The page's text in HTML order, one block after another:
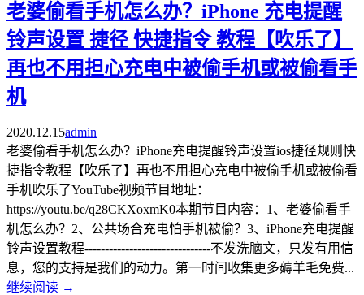
老婆偷看手机怎么办？iPhone 充电提醒
铃声设置 捷径 快捷指令 教程【吹乐了】
再也不用担心充电中被偷手机或被偷看手
机
2020.12.15admin
老婆偷看手机怎么办？iPhone充电提醒铃声设置ios捷径规则快
捷指令教程【吹乐了】再也不用担心充电中被偷手机或被偷看
手机吹乐了YouTube视频节目地址：
https://youtu.be/q28CKXoxmK0本期节目内容：1、老婆偷看手
机怎么办？2、公共场合充电怕手机被偷？3、iPhone充电提醒
铃声设置教程-------------------------------不发洗脑文，只发有用信
息，您的支持是我们的动力。第一时间收集更多薅羊毛免费...
继续阅读 →